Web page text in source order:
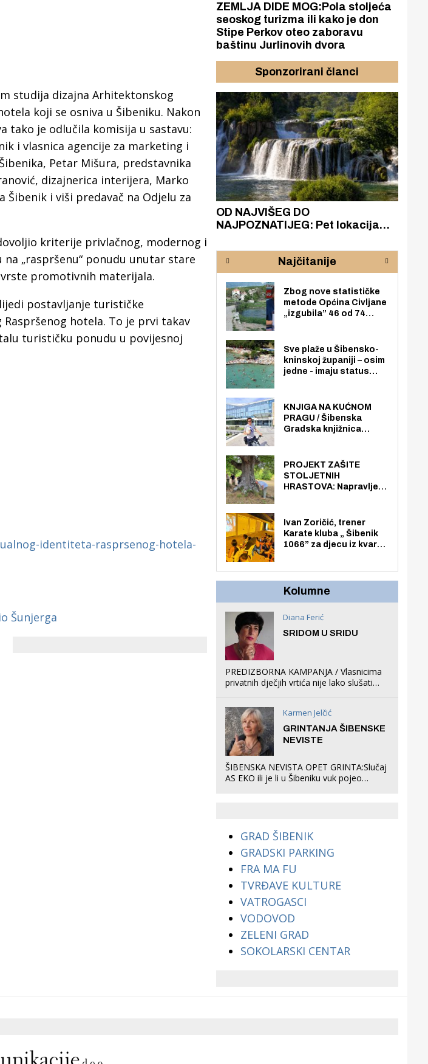
studija dizajna Arhitektonskog
koji se osniva u Šibeniku. Nakon
tako je odlučila komisija u sastavu:
i vlasnica agencije za marketing i
Petar Mišura, predstavnika
dizajnerica interijera, Marko
Šibenik i viši predavač na Odjelu za
kriterije privlačnog, modernog i
„raspršenu“ ponudu unutar stare
promotivnih materijala.
postavljanje turističke
hotela. To je prvi takav
turističku ponudu u povijesnoj
identiteta-rasprsenog-hotela-
Šunjerga
ZEMLJA DIDE MOG:Pola stoljeća
seoskog turizma ili kako je don
Stipe Perkov oteo zaboravu
baštinu Jurlinovih dvora
Sponzorirani članci
12 punionica na kolodvoru
OD NAJVIŠEG DO
NAJPOZNATIJEG: Pet lokacija
rijeke Krke
Najčitanije
Zbog nove statističke
metode Općina Civljane
„izgubila” 46 od 74
nego radno sposobnih
osoba među svojih 170
stanovnika.
Sve plaže u Šibensko-
kninskoj županiji – osim
jedne - imaju status
općoj upotrebi. Pristup
je slobodan i besplatan
za sve građane i
KNJIGA NA KUĆNOM
PRAGU / Šibenska
Gradska knjižnica
knjiga na kućnu adresu
električnim biciklom.
PROJEKT ZAŠITE
STOLJETNIH
HRASTOVA: Napravljen
Zmajevac
Ivan Zoričić, trener
Karate kluba „ Šibenik
1066” za djecu iz kvarta
organizirao dječje
Kolumne
Diana Ferić
SRIDOM U SRIDU
PREDIZBORNA KAMPANJA / Vlasnicima
privatnih dječjih vrtića nije lako slušati
što oni rade u Šibeniku ne postoji
Karmen Jelčić
GRINTANJA ŠIBENSKE
NEVISTE
ŠIBENSKA NEVISTA OPET GRINTA:Slučaj
AS EKO ili je li u Šibeniku vuk pojeo
GRAD ŠIBENIK
GRADSKI PARKING
FRA MA FU
TVRĐAVE KULTURE
VATROGASCI
VODOVOD
ZELENI GRAD
SOKOLARSKI CENTAR